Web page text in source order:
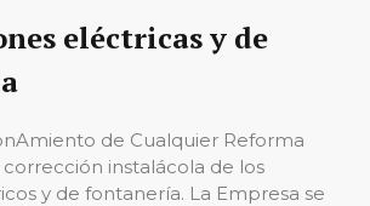
eléctricas y de
de Cualquier Reforma
instalácola de los
y de fontanería. La Empresa se